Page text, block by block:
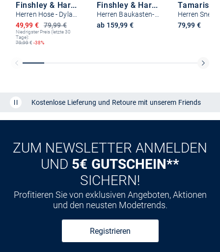
Finshley & Harding
79,99 €
Ermäßigter Preis
49,99 €
Niedrigster Preis (letzte 30
Tage):
79,99€ -38%
Finshley & Harding
ab 159,99 €
Tamaris
Herren
79,99 €
Kostenlose Lieferung und Retoure mit unserem Friends
CLUB
ZUM NEWSLETTER ANMELDEN
UND 5€ GUTSCHEIN**
SICHERN!
Profitieren Sie von exklusiven Angeboten, Aktionen
und den neusten Modetrends.
Registrieren